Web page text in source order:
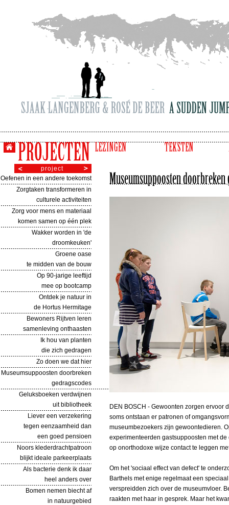
project
Oefenen in een andere toekomst
Zorgtaken transformeren in
culturele activiteiten
Zorg voor mens en materiaal
komen samen op één plek
Wakker worden in 'de
droomkeuken'
Groene oase
te midden van de bouw
Op 90-jarige leeftijd
mee op bootcamp
Ontdek je natuur in
de Hortus Hermitage
Bewoners Rijtven leren
samenleving onthaasten
Ik hou van planten
die zich gedragen
Zo doen we dat hier
Museumsuppoosten doorbreken
gedragscodes
Geluksboeken verdwijnen
uit bibliotheek
Liever een verzekering
tegen eenzaamheid dan
een goed pensioen
Noors klederdrachtpatroon
blijkt ideale parkeerplaats
Als bacterie denk ik daar
heel anders over
Bomen nemen biecht af
in natuurgebied
DEN BOSCH - Gewoonten zorgen ervoor
soms ontstaan er patronen of
museumbezoekers zijn gewoontedieren.
experimenteerden gastsuppoosten met
op onorthodoxe wijze contact te leggen
Om het 'sociaal effect van defect' te
Barthels met enige regelmaat een
verspreidden zich over de museumvloer.
raakten met haar in gesprek. Maar het